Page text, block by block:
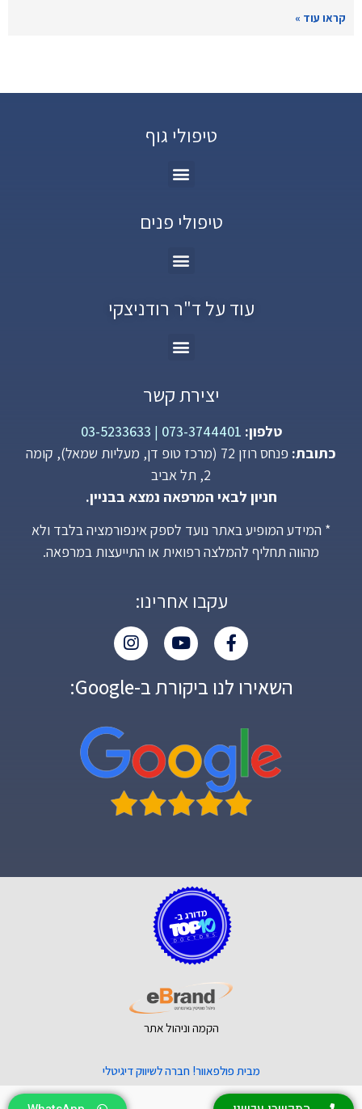
קראו עוד »
טיפולי גוף
טיפולי פנים
עוד על ד"ר רודניצקי
יצירת קשר
טלפון: 073-3744401
|
03-5233633
כתובת:
פנחס רוזן 72 (מרכז טופ דן, מעליות שמאל), קומה
2, תל אביב
חניון לבאי המרפאה נמצא בבניין.
* המידע המופיע באתר נועד לספק אינפורמציה בלבד ולא
מהווה תחליף להמלצה רפואית או התייעצות במרפאה.
עקבו אחרינו:
השאירו לנו ביקורת ב-Google:
הקמה וניהול אתר
מבית פולפאוור! חברה לשיווק דיגיטלי